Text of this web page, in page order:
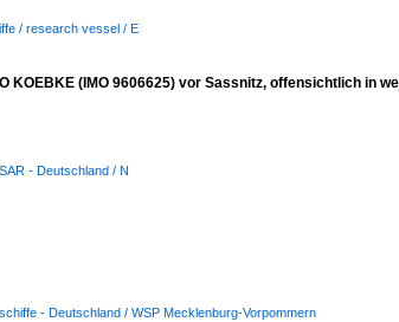
/ research vessel / E
KOEBKE (IMO 9606625) vor Sassnitz, offensichtlich in
- Deutschland / N
- Deutschland / WSP Mecklenburg-Vorpommern